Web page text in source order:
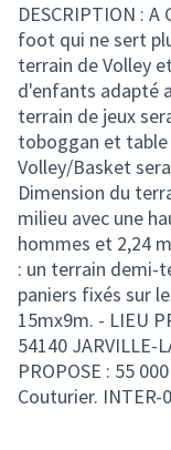
DESCRIPTION :
foot qui ne sert
terrain de Volley
d'enfants adapté
terrain de jeux
toboggan et
Volley/Basket
Dimension du
milieu avec une
hommes et 2,24
: un terrain demi-
paniers fixés sur
15mx9m. - LIEU
54140 JARVILLE-
PROPOSE : 55
Couturier. INTER-